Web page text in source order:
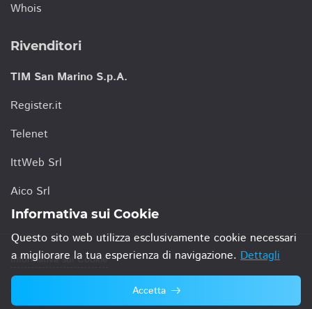
Whois
Rivenditori
TIM San Marino S.p.A.
Register.it
Telenet
IttWeb Srl
Aico Srl
Informativa sui Cookie
© 2021 TIM San Marino S.p.A.
Informativa sui Cookie
Questo sito web utilizza esclusivamente cookie necessari
a migliorare la tua esperienza di navigazione. Dettagli
Accetta